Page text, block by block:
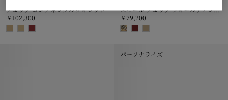
チェック コンチネンタルウォレット
￥102,300
スモール チェック フォールディングウォレット
￥79,200
パーソナライズ